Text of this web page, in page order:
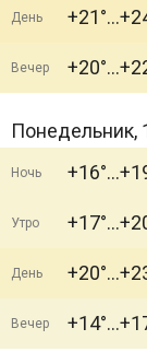
День +21°
Вечер +20°
Понедельник,
Ночь +16°
Утро +17°
День +20°
Вечер +14°